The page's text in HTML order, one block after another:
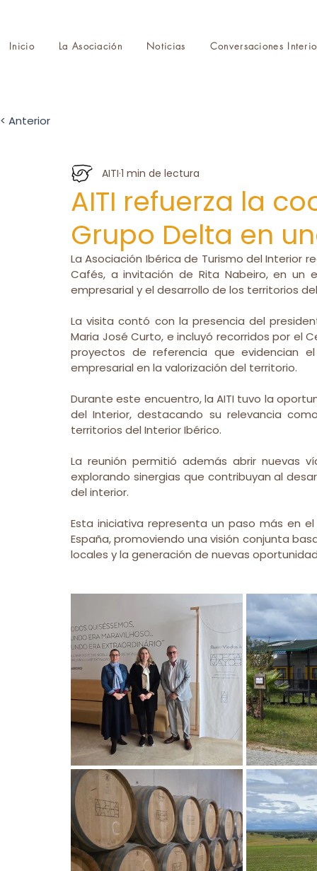
Inicio La Asociación Noticias Conversaciones
< Anterior
AITI refuerza la
Grupo Delta en
AITI 1 min de lectura
La Asociación Ibérica de Turismo del Interior
Cafés, a invitación de Rita Nabeiro, en un
empresarial y el desarrollo de los territorios
La visita contó con la presencia del
Maria José Curto, e incluyó recorridos por el
proyectos de referencia que evidencian
empresarial en la valorización del territorio.
Durante este encuentro, la AITI tuvo la
del Interior, destacando su relevancia
territorios del Interior Ibérico.
La reunión permitió además abrir nuevas
explorando sinergias que contribuyan al
del interior.
Esta iniciativa representa un paso más en
España, promoviendo una visión conjunta
locales y la generación de nuevas